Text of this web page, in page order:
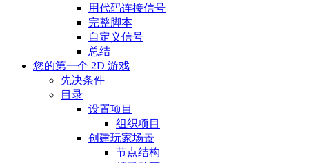
用代码连接信号
完整脚本
自定义信号
总结
您的第一个 2D 游戏
先决条件
目录
设置项目
组织项目
创建玩家场景
节点结构